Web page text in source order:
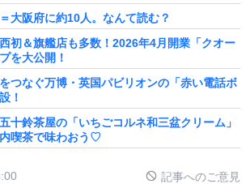
大阪府に約10人。なんて読む？
初＆旗艦店も多数！2026年4月開業「クオー
を大公開！
つなぐ万博・英国パビリオンの「赤い電話ボ
！
十鈴茶屋の「いちごコルネ和三盆クリーム」
喫茶で味わおう♡
記事へのご意見